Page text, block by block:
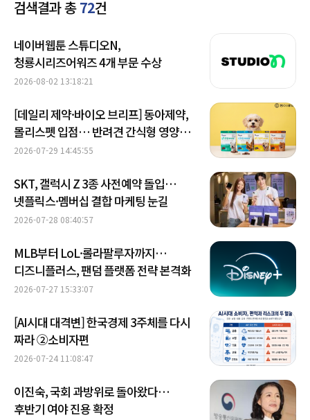
검색결과 총72건
네이버웹툰 스튜디오N,
청룡시리즈어워즈 4개 부문 수상
2026-08-02 13:18:21
[데일리 제약·바이오 브리프] ​​​​​​​동아제약,
몰리스펫 입점… 반려견 간식형 영양제
선봬 外
2026-07-29 14:45:55
SKT, 갤럭시 Z 3종 사전예약 돌입…
넷플릭스·멤버십 결합 마케팅 눈길
2026-07-28 08:40:57
MLB부터 LoL·롤라팔루자까지…
디즈니플러스, 팬덤 플랫폼 전략 본격화
2026-07-27 15:33:07
[AI시대 대격변] 한국경제 3주체를 다시
짜라 ②소비자편
2026-07-24 11:08:47
이진숙, 국회 과방위로 돌아왔다…
후반기 여야 진용 확정